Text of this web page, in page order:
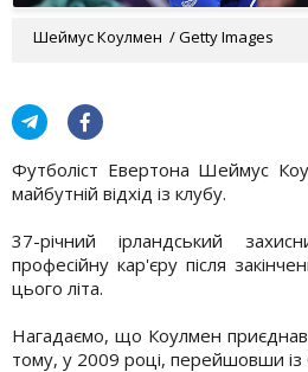
Шеймус Коулмен / Getty Images
Футболіст Евертона Шеймус
майбутній відхід із клубу.
37-річний ірландський
професійну кар'єру після
цього літа.
Нагадаємо, що Коулмен
тому, у 2009 році, перейшовши із